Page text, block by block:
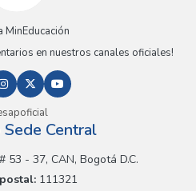
MinEducación
en nuestros canales oficiales!
Central
53 - 37, CAN, Bogotá D.C.
111321